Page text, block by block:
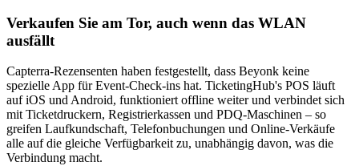
Verkaufen Sie am Tor, auch wenn das WLAN
ausfällt
Capterra-Rezensenten haben festgestellt, dass Beyonk keine
spezielle App für Event-Check-ins hat. TicketingHub's POS läuft
auf iOS und Android, funktioniert offline weiter und verbindet sich
mit Ticketdruckern, Registrierkassen und PDQ-Maschinen – so
greifen Laufkundschaft, Telefonbuchungen und Online-Verkäufe
alle auf die gleiche Verfügbarkeit zu, unabhängig davon, was die
Verbindung macht.